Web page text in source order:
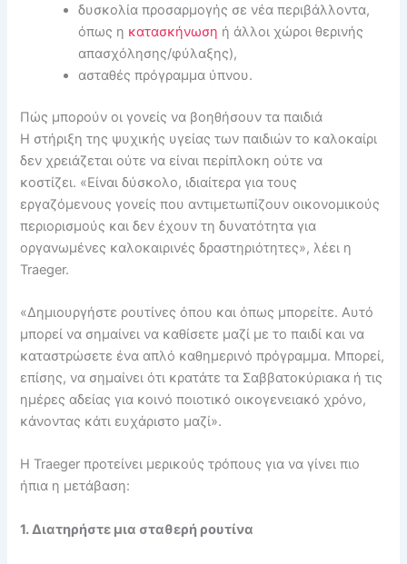
δυσκολία προσαρμογής σε νέα περιβάλλοντα,
όπως η κατασκήνωση ή άλλοι χώροι θερινής
απασχόλησης/φύλαξης),
ασταθές πρόγραμμα ύπνου.
Πώς μπορούν οι γονείς να βοηθήσουν τα παιδιά
Η στήριξη της ψυχικής υγείας των παιδιών το καλοκαίρι
δεν χρειάζεται ούτε να είναι περίπλοκη ούτε να
κοστίζει. «Είναι δύσκολο, ιδιαίτερα για τους
εργαζόμενους γονείς που αντιμετωπίζουν οικονομικούς
περιορισμούς και δεν έχουν τη δυνατότητα για
οργανωμένες καλοκαιρινές δραστηριότητες», λέει η
Traeger.
«Δημιουργήστε ρουτίνες όπου και όπως μπορείτε. Αυτό
μπορεί να σημαίνει να καθίσετε μαζί με το παιδί και να
καταστρώσετε ένα απλό καθημερινό πρόγραμμα. Μπορεί,
επίσης, να σημαίνει ότι κρατάτε τα Σαββατοκύριακα ή τις
ημέρες αδείας για κοινό ποιοτικό οικογενειακό χρόνο,
κάνοντας κάτι ευχάριστο μαζί».
Η Traeger προτείνει μερικούς τρόπους για να γίνει πιο
ήπια η μετάβαση:
1. Διατηρήστε μια σταθερή ρουτίνα